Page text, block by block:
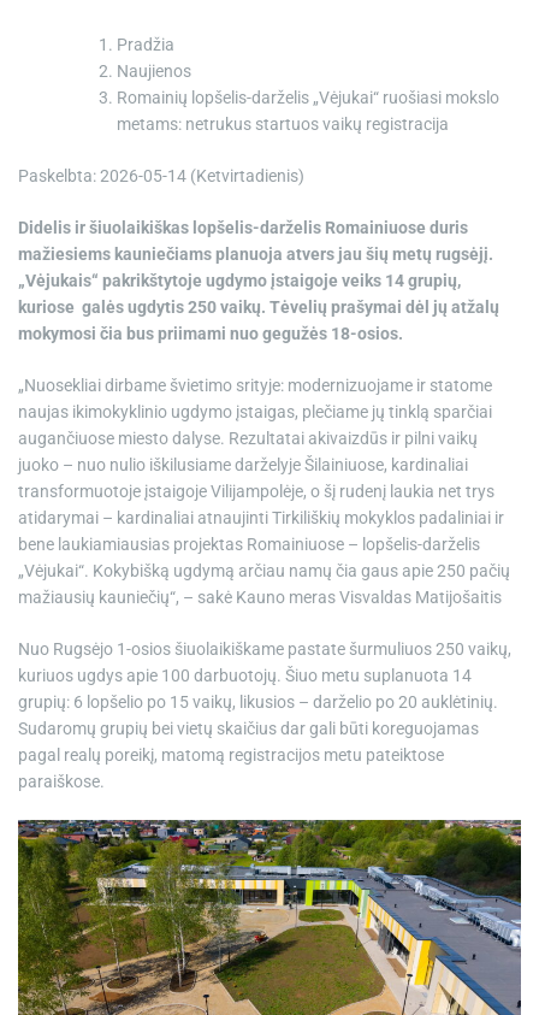
Pradžia
Naujienos
Romainių lopšelis-darželis „Vėjukai“ ruošiasi mokslo
metams: netrukus startuos vaikų registracija
Paskelbta: 2026-05-14 (Ketvirtadienis)
Didelis ir šiuolaikiškas lopšelis-darželis Romainiuose duris
mažiesiems kauniečiams planuoja atvers jau šių metų rugsėjį.
„Vėjukais“ pakrikštytoje ugdymo įstaigoje veiks 14 grupių,
kuriose galės ugdytis 250 vaikų. Tėvelių prašymai dėl jų atžalų
mokymosi čia bus priimami nuo gegužės 18-osios.
„Nuosekliai dirbame švietimo srityje: modernizuojame ir statome
naujas ikimokyklinio ugdymo įstaigas, plečiame jų tinklą sparčiai
augančiuose miesto dalyse. Rezultatai akivaizdūs ir pilni vaikų
juoko – nuo nulio iškilusiame darželyje Šilainiuose, kardinaliai
transformuotoje įstaigoje Vilijampolėje, o šį rudenį laukia net trys
atidarymai – kardinaliai atnaujinti Tirkiliškių mokyklos padaliniai ir
bene laukiamiausias projektas Romainiuose – lopšelis-darželis
„Vėjukai“. Kokybišką ugdymą arčiau namų čia gaus apie 250 pačių
mažiausių kauniečių“, – sakė Kauno meras Visvaldas Matijošaitis
Nuo Rugsėjo 1-osios šiuolaikiškame pastate šurmuliuos 250 vaikų,
kuriuos ugdys apie 100 darbuotojų. Šiuo metu suplanuota 14
grupių: 6 lopšelio po 15 vaikų, likusios – darželio po 20 auklėtinių.
Sudaromų grupių bei vietų skaičius dar gali būti koreguojamas
pagal realų poreikį, matomą registracijos metu pateiktose
paraiškose.